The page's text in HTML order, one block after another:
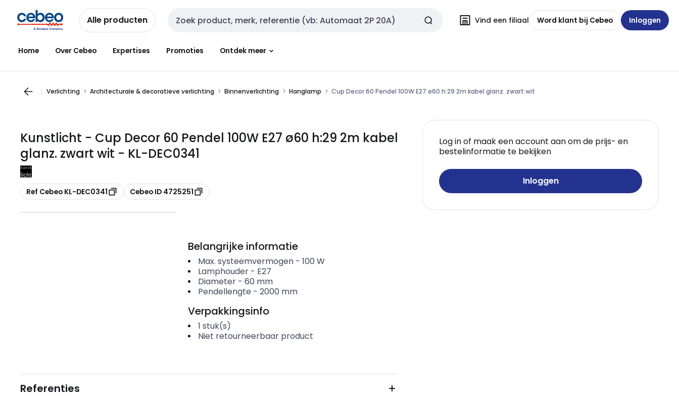
naar
navigatie
naar
inhoud
Alle producten Zoekveld invoer Vind een filiaal Word klant bij Cebeo Inloggen
Home Over Cebeo Expertises Promoties Ontdek meer
Verlichting Architecturale & decoratieve verlichting Binnenverlichting Hanglamp Cup Decor 60 Pendel 100W E27 ø60 h:29 2m kabel glanz. zwart wit
Kunstlicht - Cup Decor 60 Pendel 100W E27 ø60 h:29 2m kabel
glanz. zwart wit - KL-DEC0341
Kopiëren
Ref Cebeo KL-DEC0341 Kopiëren
Cebeo ID 4725251
Log in of maak een account aan om de prijs- en
bestelinformatie te bekijken
Inloggen
Belangrijke informatie
Max. systeemvermogen- 100 W
Lamphouder- E27
Diameter- 60 mm
Pendellengte - 2000 mm
Verpakkingsinfo
1 stuk(s)
Niet retourneerbaar product
Referenties